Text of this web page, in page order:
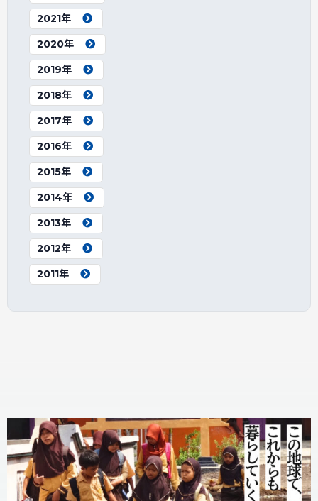
2021年
2020年
2019年
2018年
2017年
2016年
2015年
2014年
2013年
2012年
2011年